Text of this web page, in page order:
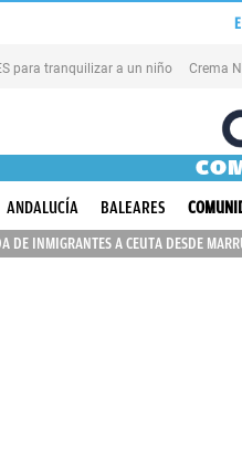
para tranquilizar a un niño Crema
ANDALUCÍA BALEARES
DE INMIGRANTES A CEUTA DESDE